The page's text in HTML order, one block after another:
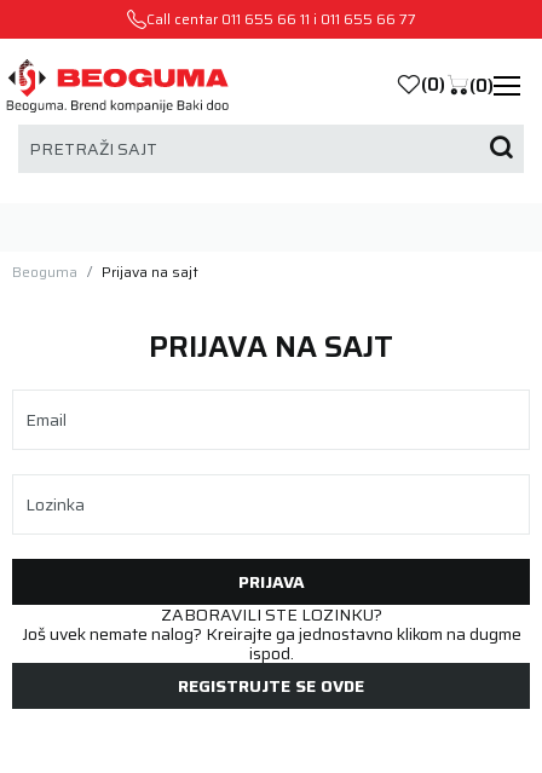
Call centar 011 655 66 11 i 011 655 66 77
PRETRAŽI SAJT
(0) (0)
Beoguma Prijava na sajt
PRIJAVA NA SAJT
Email
Lozinka
PRIJAVA
ZABORAVILI STE LOZINKU?
Još uvek nemate nalog? Kreirajte ga jednostavno klikom na dugme
ispod.
REGISTRUJTE SE OVDE